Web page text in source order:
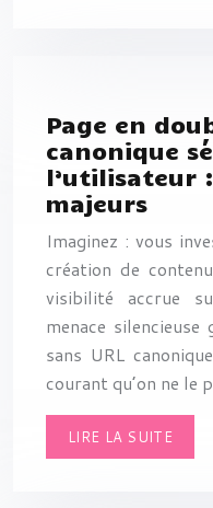
Page en
canonique
l’utilisateur :
majeurs
Imaginez : vous
création de
visibilité accrue
menace
sans URL
courant qu’on ne le
LIRE LA SUITE